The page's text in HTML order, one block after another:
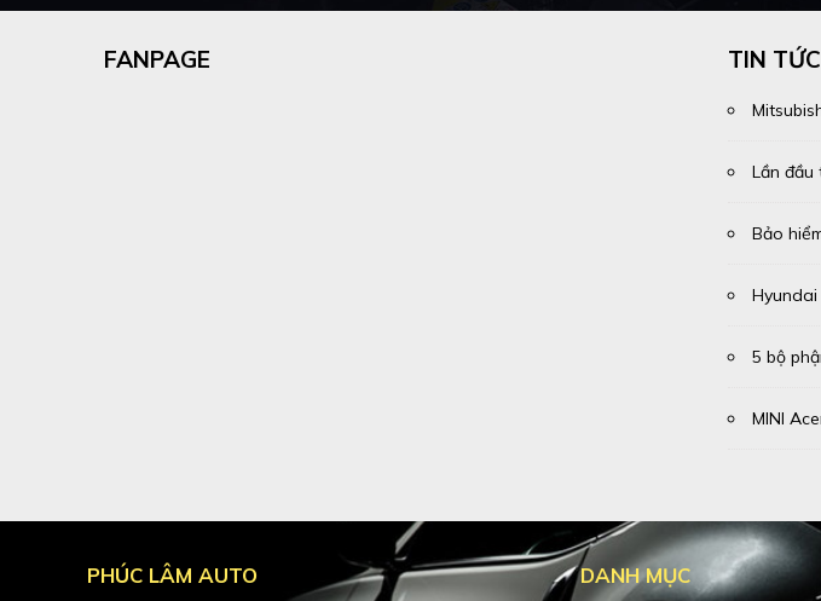
FANPAGE TIN
Lần đầu
Bảo
5 bộ
MINI
PHÚC LÂM AUTO DANH MỤC